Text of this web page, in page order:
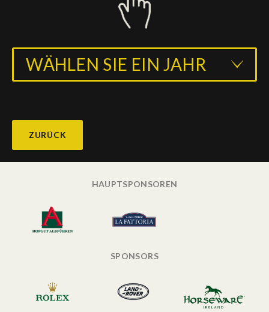
WÄHLEN SIE EIN JAHR
ZURÜCK
HAUPTSPONSOREN
SPONSORS